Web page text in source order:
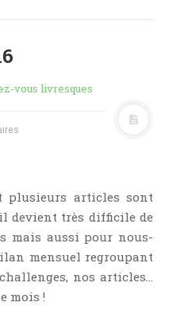
vous livresques
plusieurs articles sont
devient très difficile de
mais aussi pour nous-
mensuel regroupant
nos articles…
mois !